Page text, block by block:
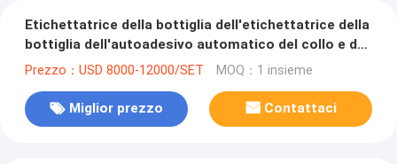
Etichettatrice della bottiglia dell'etichettatrice della
bottiglia dell'autoadesivo automatico del collo e dei
lati
Prezzo：USD 8000-12000/SET MOQ：1 insieme
Miglior prezzo Contattaci